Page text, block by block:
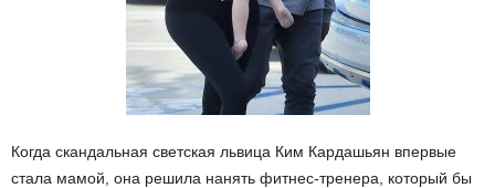
Когда скандальная светская львица Ким Кардашьян впервые
стала мамой, она решила нанять фитнес-тренера, который бы